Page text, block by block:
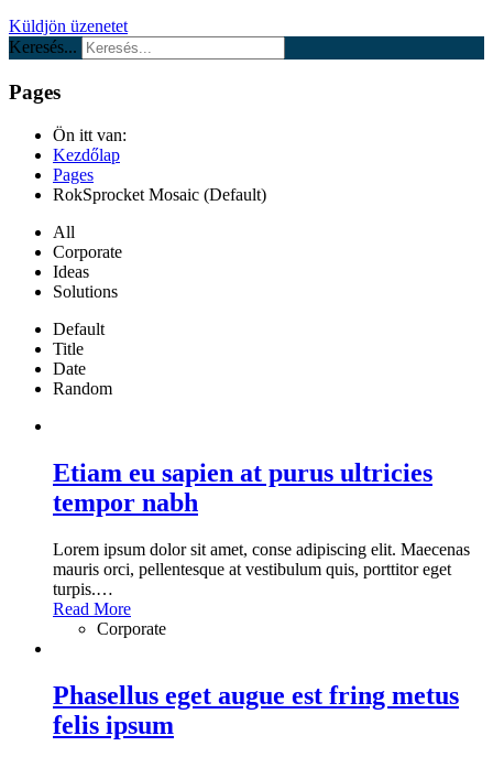
Küldjön üzenetet
Keresés...
Pages
Ön itt van:
Kezdőlap
Pages
RokSprocket Mosaic (Default)
All
Corporate
Ideas
Solutions
Default
Title
Date
Random
Etiam eu sapien at purus ultricies
tempor nabh
Lorem ipsum dolor sit amet, conse adipiscing elit. Maecenas
mauris orci, pellentesque at vestibulum quis, porttitor eget
turpis.…
Read More
Corporate
Phasellus eget augue est fring metus
felis ipsum